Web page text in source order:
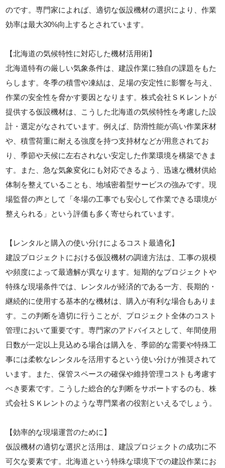
のです。専門家によれば、適切な仮設機材の選択により、作業
効率は最大30%向上するとされています。
【北海道の気候特性に対応した機材活用術】
北海道特有の厳しい気象条件は、建設作業に独自の課題をもた
らします。冬季の積雪や凍結は、足場の安定性に影響を与え、
作業の安全性を脅かす要因となります。株式会社ＳＫレントが
提供する仮設機材は、こうした北海道の気候特性を考慮した設
計・選定がなされています。例えば、防滑性能が高い作業床材
や、積雪荷重に耐える強度を持つ支持材などが用意されてお
り、季節や天候に左右されない安定した作業環境を構築できま
す。また、急な気象変化にも対応できるよう、迅速な機材供給
体制を整えていることも、地域密着型サービスの強みです。現
場監督の声として「冬場の工事でも安心して作業できる環境が
整えられる」という評価も多く寄せられています。
【レンタルと購入の使い分けによるコスト最適化】
建設プロジェクトにおける仮設機材の調達方法は、工事の規模
や頻度によって最適解が異なります。短期的なプロジェクトや
特殊な現場条件では、レンタルが経済的である一方、長期的・
継続的に使用する基本的な機材は、購入が有利な場合もありま
す。この判断を適切に行うことが、プロジェクト全体のコスト
管理において重要です。専門家のアドバイスとして、年間使用
日数が一定以上見込める場合は購入を、季節的な需要や特殊工
事には柔軟なレンタルを活用するという使い分けが推奨されて
います。また、保管スペースの確保や維持管理コストも考慮す
べき要素です。こうした総合的な判断をサポートするのも、株
式会社ＳＫレントのような専門業者の役割といえるでしょう。
【効率的な現場運営のために】
仮設機材の適切な選択と活用は、建設プロジェクトの成功に不
可欠な要素です。北海道という特殊な環境下での建設作業にお